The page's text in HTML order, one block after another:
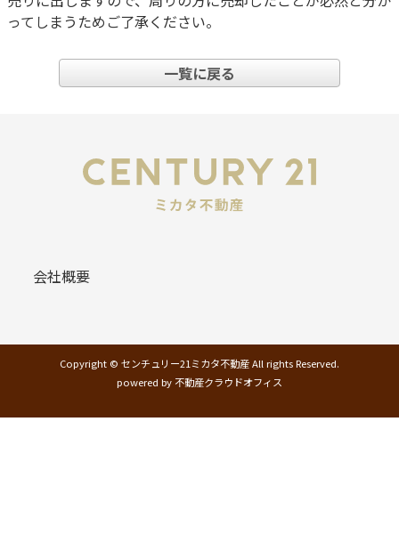
ってしまうためご了承ください。
一覧に戻る
会社概要
Copyright © センチュリー21ミカタ不動産 All rights Reserved.
powered by 不動産クラウドオフィス